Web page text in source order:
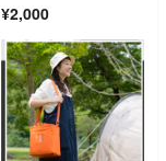
¥2,000